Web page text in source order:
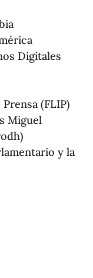
Digitales
(FLIP)
Miguel
y la